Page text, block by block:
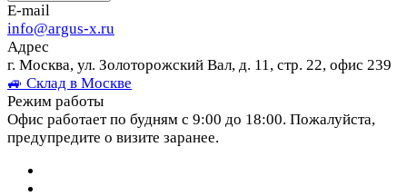
E-mail
info@argus-x.ru
Адрес
г. Москва, ул. Золоторожский Вал, д. 11, стр. 22, офис 239
🚙 Склад в Москве
Режим работы
Офис работает по будням с 9:00 до 18:00. Пожалуйста,
предупредите о визите заранее.